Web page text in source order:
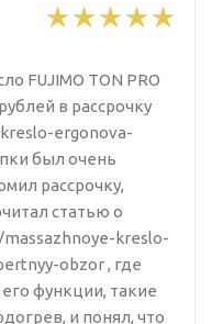
FUJIMO TON PRO
в рассрочку
ergonova-
был очень
рассрочку,
статью о
kreslo-
obzor , где
функции, такие
и понял, что